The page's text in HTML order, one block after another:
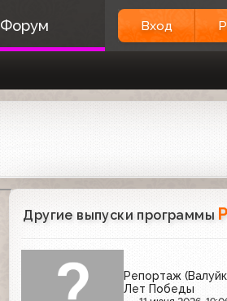
Форум Вход
Другие выпуски программы
Репортаж
Лет Победы